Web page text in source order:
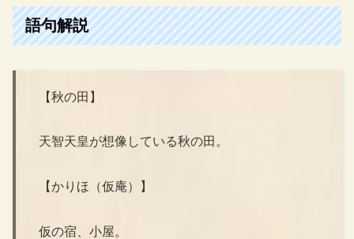
語句解説
【秋の田】
天智天皇が想像している秋の田。
【かりほ（仮庵）】
仮の宿、小屋。